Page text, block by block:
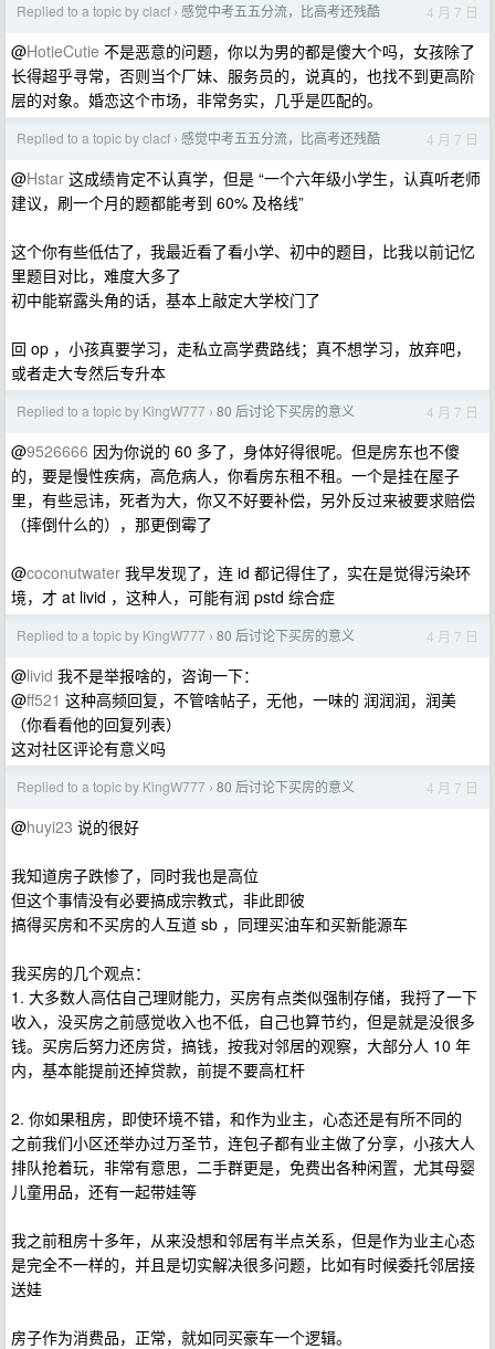
Replied to a topic by clacf › 感觉中考五五分流，比高考还残酷 4 月 7 日
@HotieCutie 不是恶意的问题，你以为男的都是傻大个吗，女孩除了
长得超乎寻常，否则当个厂妹、服务员的，说真的，也找不到更高阶
层的对象。婚恋这个市场，非常务实，几乎是匹配的。
Replied to a topic by clacf › 感觉中考五五分流，比高考还残酷 4 月 7 日
@Hstar 这成绩肯定不认真学，但是 “一个六年级小学生，认真听老师
建议，刷一个月的题都能考到 60% 及格线”
这个你有些低估了，我最近看了看小学、初中的题目，比我以前记忆
里题目对比，难度大多了
初中能崭露头角的话，基本上敲定大学校门了
回 op ，小孩真要学习，走私立高学费路线；真不想学习，放弃吧，
或者走大专然后专升本
Replied to a topic by KingW777 › 80 后讨论下买房的意义 4 月 7 日
@9526666 因为你说的 60 多了，身体好得很呢。但是房东也不傻
的，要是慢性疾病，高危病人，你看房东租不租。一个是挂在屋子
里，有些忌讳，死者为大，你又不好要补偿，另外反过来被要求赔偿
（摔倒什么的），那更倒霉了
@coconutwater 我早发现了，连 id 都记得住了，实在是觉得污染环
境，才 at livid ，这种人，可能有润 pstd 综合症
Replied to a topic by KingW777 › 80 后讨论下买房的意义 4 月 7 日
@livid 我不是举报啥的，咨询一下：
@ff521 这种高频回复，不管啥帖子，无他，一味的 润润润，润美
（你看看他的回复列表）
这对社区评论有意义吗
Replied to a topic by KingW777 › 80 后讨论下买房的意义 4 月 7 日
@huyi23 说的很好
我知道房子跌惨了，同时我也是高位
但这个事情没有必要搞成宗教式，非此即彼
搞得买房和不买房的人互道 sb ，同理买油车和买新能源车
我买房的几个观点：
1. 大多数人高估自己理财能力，买房有点类似强制存储，我捋了一下
收入，没买房之前感觉收入也不低，自己也算节约，但是就是没很多
钱。买房后努力还房贷，搞钱，按我对邻居的观察，大部分人 10 年
内，基本能提前还掉贷款，前提不要高杠杆
2. 你如果租房，即使环境不错，和作为业主，心态还是有所不同的
之前我们小区还举办过万圣节，连包子都有业主做了分享，小孩大人
排队抢着玩，非常有意思，二手群更是，免费出各种闲置，尤其母婴
儿童用品，还有一起带娃等
我之前租房十多年，从来没想和邻居有半点关系，但是作为业主心态
是完全不一样的，并且是切实解决很多问题，比如有时候委托邻居接
送娃
房子作为消费品，正常，就如同买豪车一个逻辑。